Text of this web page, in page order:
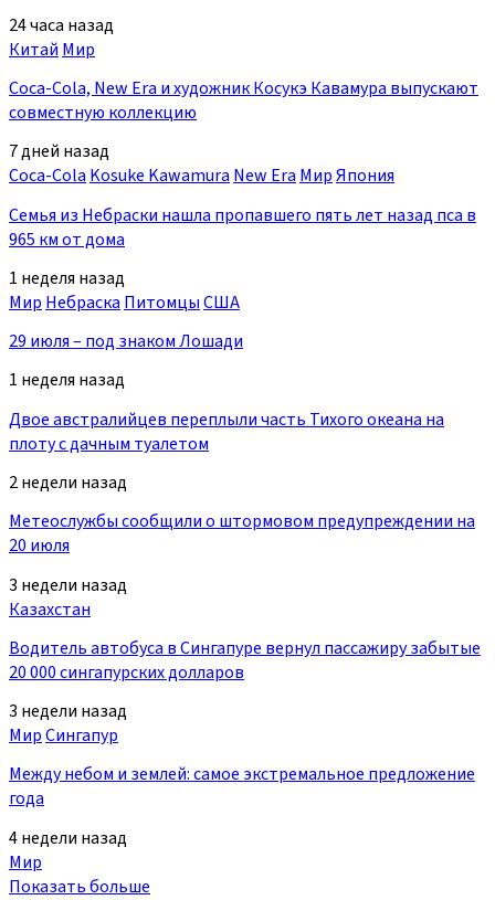
24 часа назад
Китай Мир
Coca-Cola, New Era и художник Косукэ Кавамура выпускают
совместную коллекцию
7 дней назад
Coca-ColaKosuke KawamuraNew EraМирЯпония
Семья из Небраски нашла пропавшего пять лет назад пса в
965 км от дома
1 неделя назад
Мир Небраска ПитомцыСША
29 июля – под знаком Лошади
1 неделя назад
Двое австралийцев переплыли часть Тихого океана на
плоту с дачным туалетом
2 недели назад
Метеослужбы сообщили о штормовом предупреждении на
20 июля
3 недели назад
Казахстан
Водитель автобуса в Сингапуре вернул пассажиру забытые
20 000 сингапурских долларов
3 недели назад
МирСингапур
Между небом и землей: самое экстремальное предложение
года
4 недели назад
Мир
Показать больше